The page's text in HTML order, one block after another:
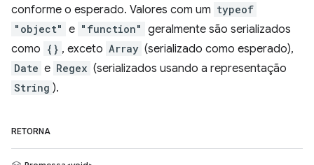
conforme o esperado. Valores com um typeof
"object" e "function" geralmente são serializados
como {} , exceto Array (serializado como esperado),
Date e Regex (serializados usando a representação
String ).
RETORNA